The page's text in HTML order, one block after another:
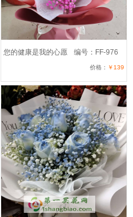
您的健康是我的心愿 编号：FF-976
价格： ￥139